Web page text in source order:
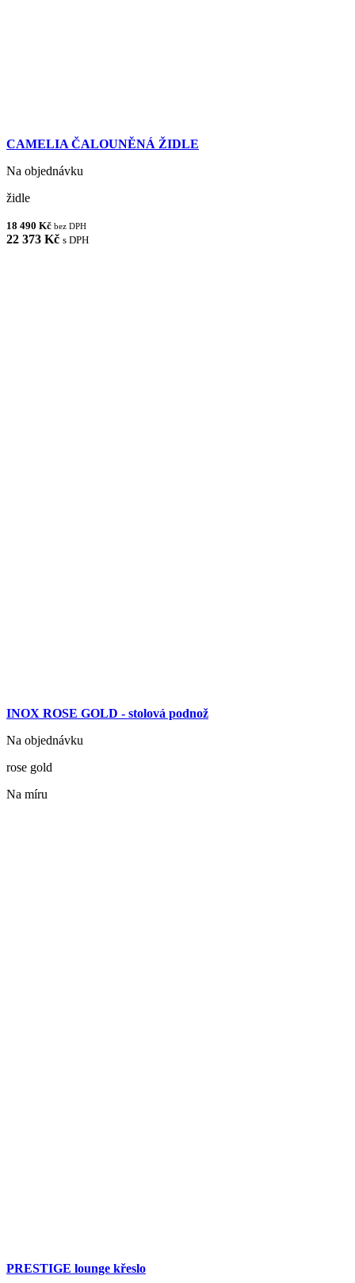
CAMELIA ČALOUNĚNÁ ŽIDLE
Na objednávku
židle
18 490 Kč bez DPH
22 373 Kč s DPH
INOX ROSE GOLD - stolová podnož
Na objednávku
rose gold
Na míru
PRESTIGE lounge křeslo